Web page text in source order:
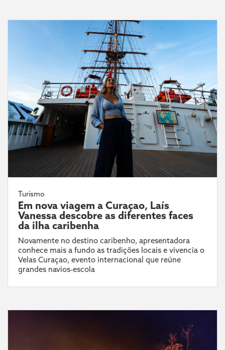
Turismo
Em nova viagem a Curaçao, Laís
Vanessa descobre as diferentes faces
da ilha caribenha
Novamente no destino caribenho, apresentadora
conhece mais a fundo as tradições locais e vivencia o
Velas Curaçao, evento internacional que reúne
grandes navios-escola